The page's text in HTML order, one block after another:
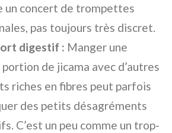
un concert de trompettes
pas toujours très discret.
digestif : Manger une
de jicama avec d’autres
riches en fibres peut parfois
des petits désagréments
C’est un peu comme un trop-